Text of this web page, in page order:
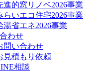
進的窓リノベ2026事業
らいエコ住宅2026事業
湯省エネ2026事業
わせ
問い合わせ
見積もり依頼
相談